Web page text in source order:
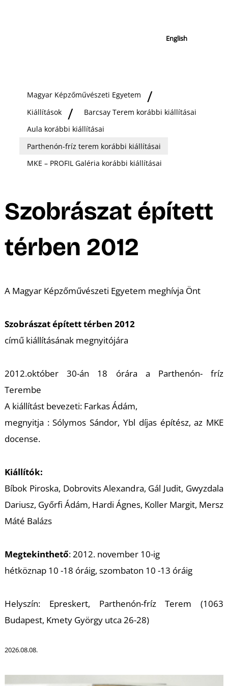
English
Magyar Képzőművészeti Egyetem
Kiállítások
Barcsay Terem korábbi kiállításai
Aula korábbi kiállításai
Parthenón-fríz terem korábbi kiállításai
MKE – PROFIL Galéria korábbi kiállításai
Szobrászat épített
térben 2012
A Magyar Képzőművészeti Egyetem meghívja Önt
Szobrászat épített térben 2012
című kiállításának megnyitójára
2012.október 30-án 18 órára a Parthenón- fríz
Terembe
A kiállítást bevezeti: Farkas Ádám,
megnyitja : Sólymos Sándor, Ybl díjas építész, az MKE
docense.
Kiállítók:
Bíbok Piroska, Dobrovits Alexandra, Gál Judit, Gwyzdala
Dariusz, Győrfi Ádám, Hardi Ágnes, Koller Margit, Mersz
Máté Balázs
Megtekinthető: 2012. november 10-ig
hétköznap 10 -18 óráig, szombaton 10 -13 óráig
Helyszín: Epreskert, Parthenón-fríz Terem (1063
Budapest, Kmety György utca 26-28)
2026.08.08.